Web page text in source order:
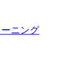
ニング